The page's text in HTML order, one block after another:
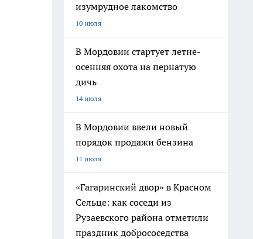
изумрудное лакомство
10 июля
В Мордовии стартует летне-
осенняя охота на пернатую
дичь
14 июля
В Мордовии ввели новый
порядок продажи бензина
11 июля
«Гагаринский двор» в Красном
Сельце: как соседи из
Рузаевского района отметили
праздник добрососедства